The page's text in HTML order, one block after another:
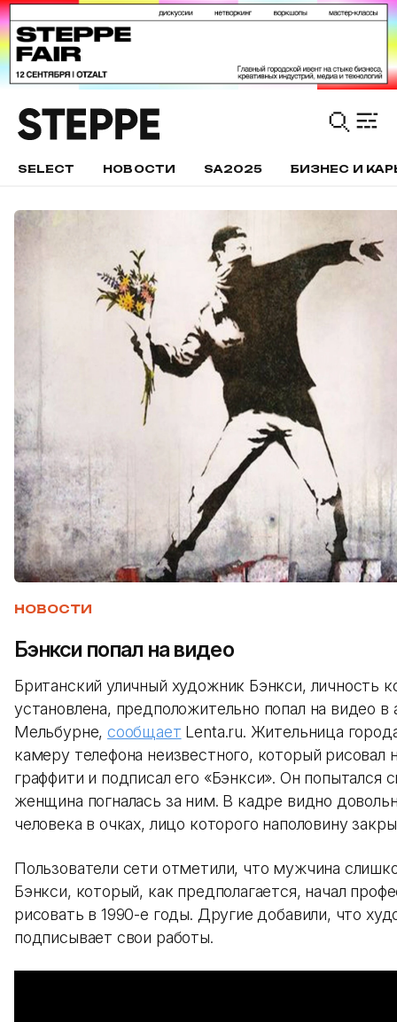
SELECT НОВОСТИ SA2025 БИЗНЕС И
НОВОСТИ
Бэнкси попал на видео
Британский уличный художник Бэнкси, личность
установлена, предположительно попал на видео в
Мельбурне,сообщает Lenta.ru. Жительница
камеру телефона неизвестного, который рисовал
граффити и подписал его «Бэнкси». Он попытался
женщина погналась за ним. В кадре видно
человека в очках, лицо которого наполовину
Пользователи сети отметили, что мужчина
Бэнкси, который, как предполагается, начал
рисовать в 1990-е годы. Другие добавили, что
подписывает свои работы.